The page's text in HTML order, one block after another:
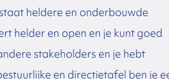
heldere en onderbouwde
helder en open en je kunt goed
stakeholders en je hebt
en directietafel ben je